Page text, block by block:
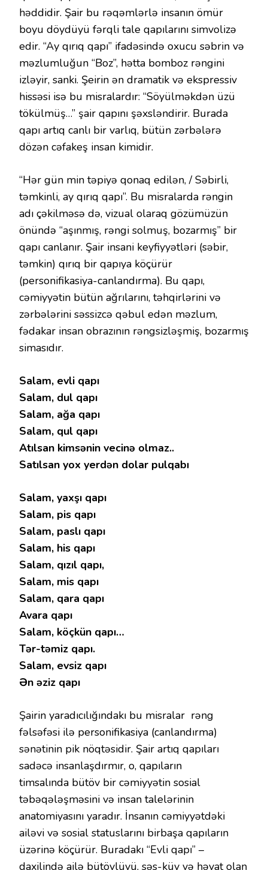
həddidir. Şair bu rəqəmlərlə insanın ömür
boyu döydüyü fərqli tale qapılarını simvolizə
edir. “Ay qırıq qapı” ifadəsində oxucu səbrin və
məzlumluğun “Boz”, hətta bomboz rəngini
izləyir, sanki. Şeirin ən dramatik və ekspressiv
hissəsi isə bu misralardır: “Söyülməkdən üzü
tökülmüş…” şair qapını şəxsləndirir. Burada
qapı artıq canlı bir varlıq, bütün zərbələrə
dözən cəfakeş insan kimidir.
“Hər gün min təpiyə qonaq edilən, / Səbirli,
təmkinli, ay qırıq qapı”. Bu misralarda rəngin
adı çəkilməsə də, vizual olaraq gözümüzün
önündə “aşınmış, rəngi solmuş, bozarmış” bir
qapı canlanır. Şair insani keyfiyyətləri (səbir,
təmkin) qırıq bir qapıya köçürür
(personifikasiya-canlandırma). Bu qapı,
cəmiyyətin bütün ağrılarını, təhqirlərini və
zərbələrini səssizcə qəbul edən məzlum,
fədakar insan obrazının rəngsizləşmiş, bozarmış
simasıdır.
Salam, evli qapı
Salam, dul qapı
Salam, ağa qapı
Salam, qul qapı
Atılsan kimsənin vecinə olmaz..
Satılsan yox yerdən dolar pulqabı
Salam, yaxşı qapı
Salam, pis qapı
Salam, paslı qapı
Salam, his qapı
Salam, qızıl qapı,
Salam, mis qapı
Salam, qara qapı
Avara qapı
Salam, köçkün qapı…
Tər-təmiz qapı.
Salam, evsiz qapı
Ən əziz qapı
Şairin yaradıcılığındakı bu misralar rəng
fəlsəfəsi ilə personifikasiya (canlandırma)
sənətinin pik nöqtəsidir. Şair artıq qapıları
sadəcə insanlaşdırmır, o, qapıların
timsalında bütöv bir cəmiyyətin sosial
təbəqələşməsini və insan talelərinin
anatomiyasını yaradır. İnsanın cəmiyyətdəki
ailəvi və sosial statuslarını birbaşa qapıların
üzərinə köçürür. Buradakı “Evli qapı” –
daxilində ailə bütövlüyü, səs-küy və həyat olan